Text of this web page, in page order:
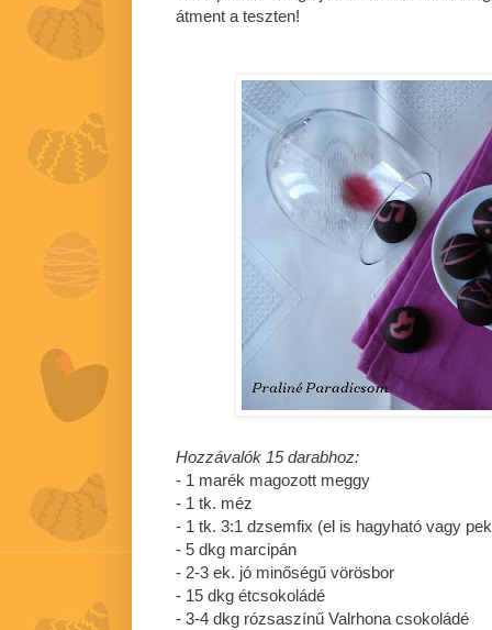
átment a teszten!
Hozzávalók 15 darabhoz:
- 1 marék magozott meggy
- 1 tk. méz
- 1 tk. 3:1 dzsemfix (el is hagyható vagy
- 5 dkg marcipán
- 2-3 ek. jó minőségű vörösbor
- 15 dkg étcsokoládé
- 3-4 dkg rózsaszínű Valrhona csokoládé